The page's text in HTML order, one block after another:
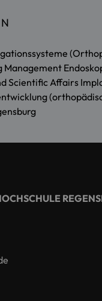
Scientific Affairs